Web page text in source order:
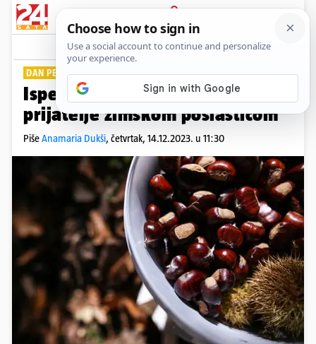
PRIJAVA
Lifestyle Komentari
DAN PEČENIH KESTENA
Ispecite fine kestene i počastite
prijatelje zimskom poslasticom
PišeAnamaria Dukši, četvrtak, 14.12.2023. u 11:30